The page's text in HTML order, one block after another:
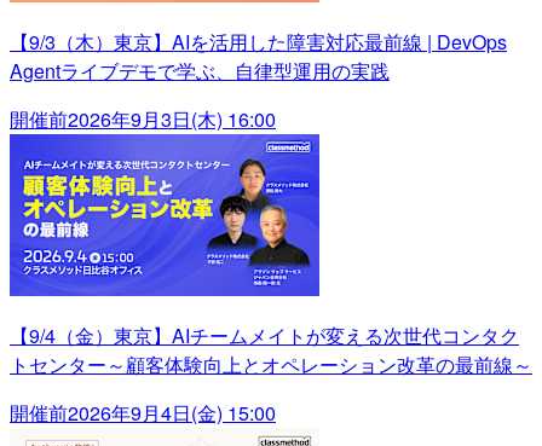
【9/3（木）東京】AIを活用した障害対応最前線 | DevOps
Agentライブデモで学ぶ、自律型運用の実践
開催前2026年9月3日(木) 16:00
【9/4（金）東京】AIチームメイトが変える次世代コンタク
トセンター～顧客体験向上とオペレーション改革の最前線～
開催前2026年9月4日(金) 15:00